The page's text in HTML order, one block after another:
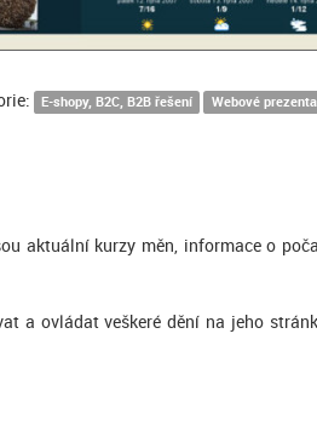
E-shopy, B2C, B2B řešení Webové
kurzy měn, informace o
a ovládat veškeré dění na jeho